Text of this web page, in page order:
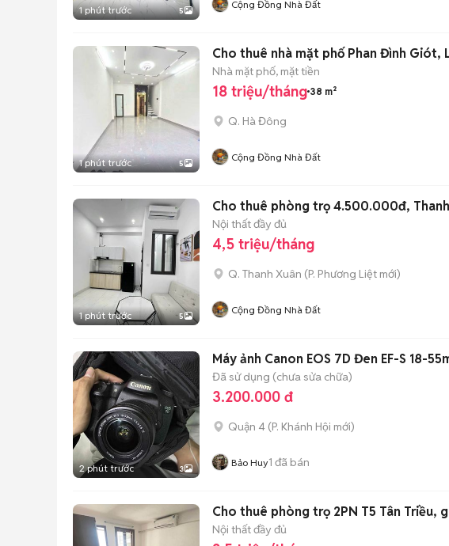
1 phút trước 5 Cộng Đồng Nhà Đất
1 phút trước 5
Cho thuê nhà mặt phố Phan Đình Giót,
Nhà mặt phố, mặt tiền
18 triệu/tháng 38 m²
Q. Hà Đông
Cộng Đồng Nhà Đất
1 phút trước 5
Cho thuê phòng trọ 4.500.000đ,
Nội thất đầy đủ
4,5 triệu/tháng
Q. Thanh Xuân (P. Phương Liệt mới)
Cộng Đồng Nhà Đất
2 phút trước 3
Máy ảnh Canon EOS 7D Đen EF-S 18-
Đã sử dụng (chưa sửa chữa)
3.200.000 đ
Quận 4 (P. Khánh Hội mới)
Bảo Huy1 đã bán
Cho thuê phòng trọ 2PN T5 Tân Triều,
Nội thất đầy đủ